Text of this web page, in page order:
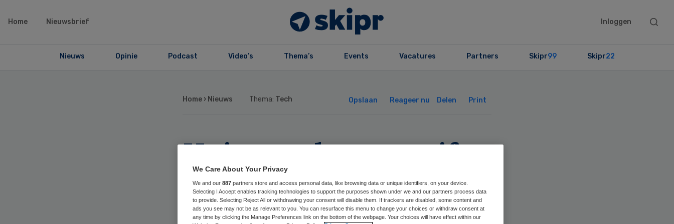
Home Nieuwsbrief Inloggen
Search
Nieuws Opinie Podcast Video’s Thema’s Events Vacatures Partners Skipr99 Skipr22
Home › Nieuws Thema: Tech Opslaan Reageer nu Delen Print
Huisarts doet aangifte
tegen deepfake
beelden
We Care About Your Privacy
We and our 887 partners store and access personal data, like browsing data or unique identifiers, on your device.
Selecting I Accept enables tracking technologies to support the purposes shown under we and our partners process data
to provide. Selecting Reject All or withdrawing your consent will disable them. If trackers are disabled, some content and
ads you see may not be as relevant to you. You can resurface this menu to change your choices or withdraw consent at
any time by clicking the Manage Preferences link on the bottom of the webpage. Your choices will have effect within our